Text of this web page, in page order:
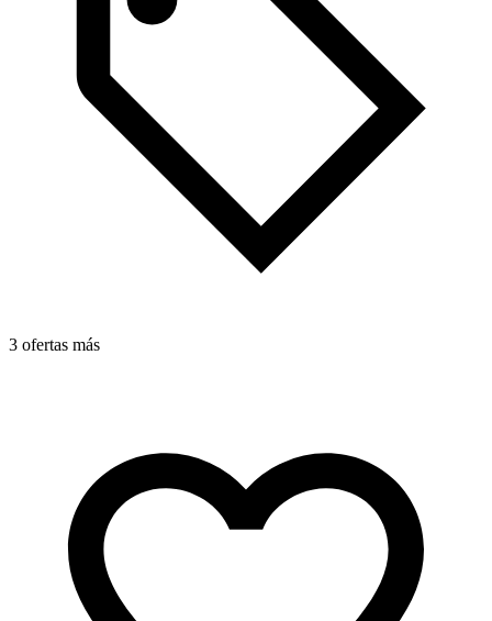
3 ofertas más